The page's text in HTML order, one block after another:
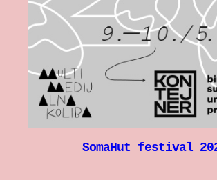
SomaHut festival